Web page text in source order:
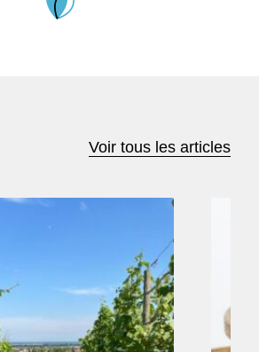
Voir tous les articles